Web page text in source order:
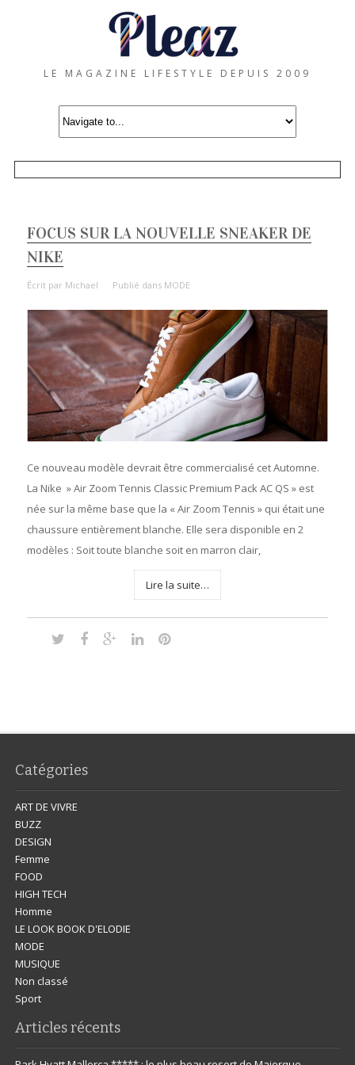
LE MAGAZINE LIFESTYLE DEPUIS 2009
FOCUS SUR LA NOUVELLE SNEAKER DE
NIKE
Écrit par Michael Publié dans MODE
Ce nouveau modèle devrait être commercialisé cet Automne.
La Nike » Air Zoom Tennis Classic Premium Pack AC QS » est
née sur la même base que la « Air Zoom Tennis » qui était une
chaussure entièrement blanche. Elle sera disponible en 2
modèles : Soit toute blanche soit en marron clair,
Lire la suite…
Catégories
ART DE VIVRE
BUZZ
DESIGN
Femme
FOOD
HIGH TECH
Homme
LE LOOK BOOK D'ELODIE
MODE
MUSIQUE
Non classé
Sport
Articles récents